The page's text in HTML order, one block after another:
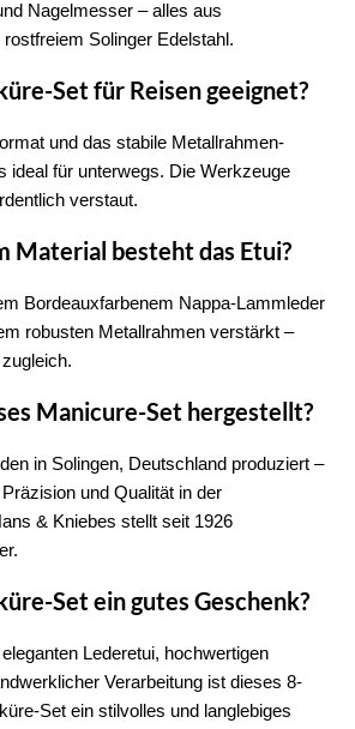
Nagelmesser
Solinger Edelstahl .
Set für Reisen geeignet?
und das stabile Metallrahmen-
ideal für unterwegs. Die Werkzeuge
verstaut.
Material besteht das Etui?
Bordeauxfarbenem Nappa-Lammleder
robusten Metallrahmen verstärkt –
Manicure-Set hergestellt?
in Solingen, Deutschland produziert –
und Qualität in der
& Kniebes stellt seit 1926
Set ein gutes Geschenk?
Lederetui, hochwertigen
Verarbeitung ist dieses 8-
Set ein stilvolles und langlebiges